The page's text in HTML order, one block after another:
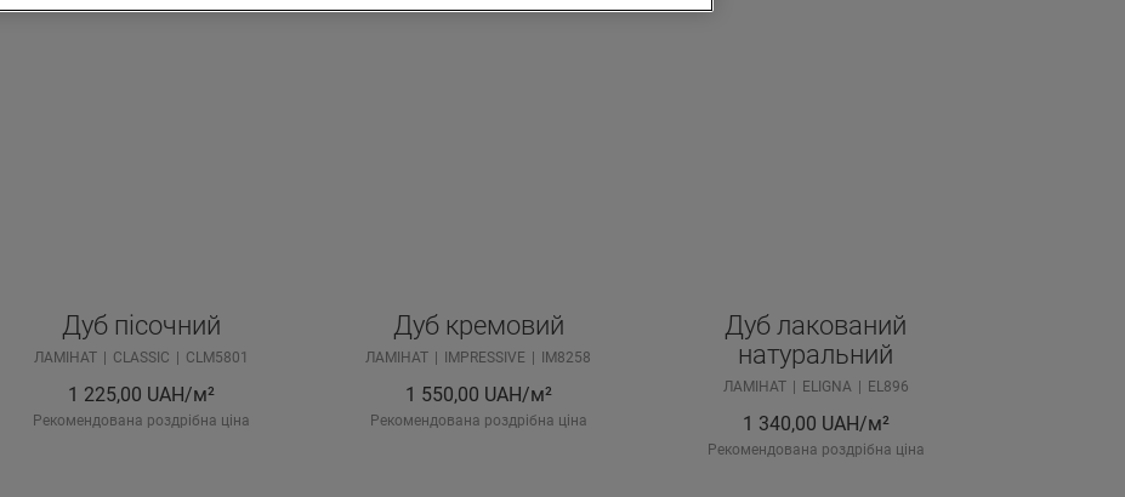
Дуб пісочний
ЛАМІНАТ CLASSIC CLM5801
1 225,00 UAH/м²
Рекомендована роздрібна ціна
Дуб кремовий
ЛАМІНАТ IMPRESSIVE IM8258
1 550,00 UAH/м²
Рекомендована роздрібна ціна
Дуб лакований
натуральний
ЛАМІНАТ ELIGNA EL896
1 340,00 UAH/м²
Рекомендована роздрібна ціна